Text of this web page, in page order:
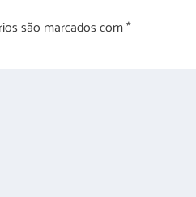
são marcados com*